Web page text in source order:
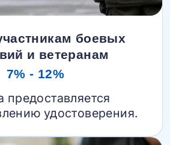
боевых
и ветеранам
7% - 12%
предоставляется
удостоверения.